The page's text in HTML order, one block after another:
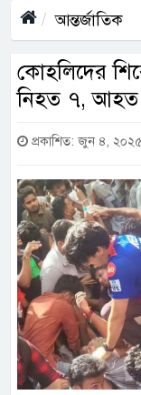
আন্তর্জাতিক
কোহলিদের
নিহত ৭,
প্রকাশিত: জুন ৪,